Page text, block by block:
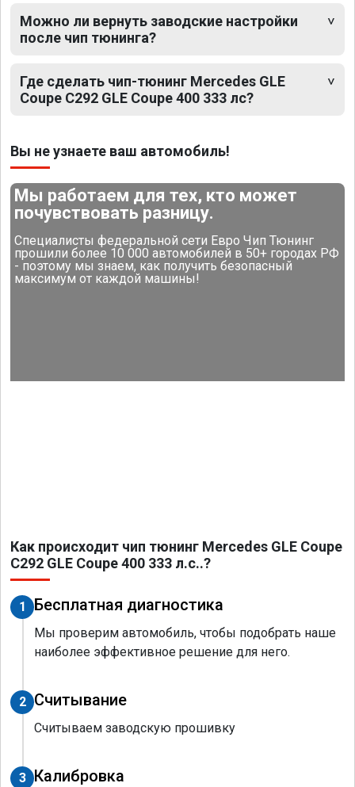
Можно ли вернуть заводские настройки
после чип тюнинга?
Где сделать чип-тюнинг Mercedes GLE
Coupe C292 GLE Coupe 400 333 лс?
Вы не узнаете ваш автомобиль!
Мы работаем для тех, кто может
почувствовать разницу.
Специалисты федеральной сети Евро Чип Тюнинг
прошили более 10 000 автомобилей в 50+ городах РФ
- поэтому мы знаем, как получить безопасный
максимум от каждой машины!
Как происходит чип тюнинг Mercedes GLE Coupe
C292 GLE Coupe 400 333 л.с..?
1 Бесплатная диагностика
Мы проверим автомобиль, чтобы подобрать наше
наиболее эффективное решение для него.
2 Считывание
Считываем заводскую прошивку
3 Калибровка